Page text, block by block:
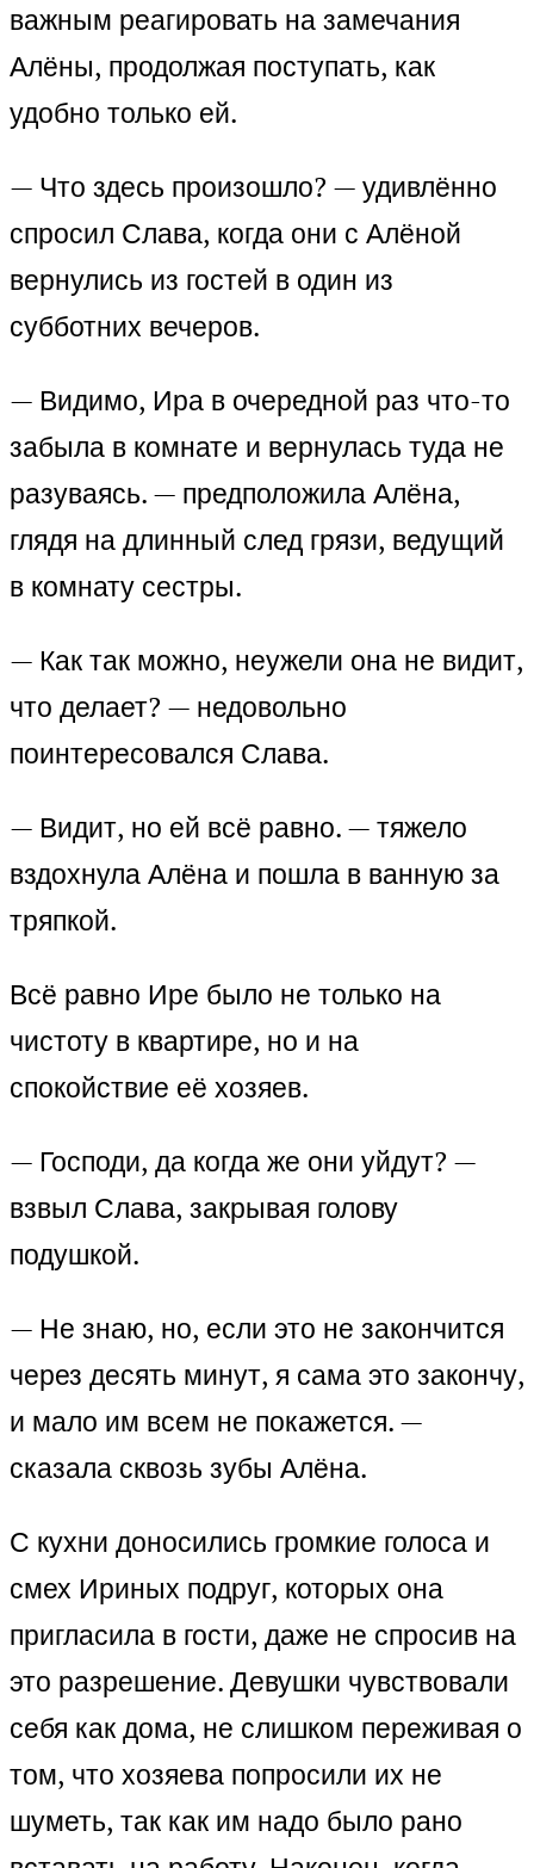
важным реагировать на замечания
Алёны, продолжая поступать, как
удобно только ей.
— Что здесь произошло? — удивлённо
спросил Слава, когда они с Алёной
вернулись из гостей в один из
субботних вечеров.
— Видимо, Ира в очередной раз что-то
забыла в комнате и вернулась туда не
разуваясь. — предположила Алёна,
глядя на длинный след грязи, ведущий
в комнату сестры.
— Как так можно, неужели она не видит,
что делает? — недовольно
поинтересовался Слава.
— Видит, но ей всё равно. — тяжело
вздохнула Алёна и пошла в ванную за
тряпкой.
Всё равно Ире было не только на
чистоту в квартире, но и на
спокойствие её хозяев.
— Господи, да когда же они уйдут? —
взвыл Слава, закрывая голову
подушкой.
— Не знаю, но, если это не закончится
через десять минут, я сама это закончу,
и мало им всем не покажется. —
сказала сквозь зубы Алёна.
С кухни доносились громкие голоса и
смех Ириных подруг, которых она
пригласила в гости, даже не спросив на
это разрешение. Девушки чувствовали
себя как дома, не слишком переживая о
том, что хозяева попросили их не
шуметь, так как им надо было рано